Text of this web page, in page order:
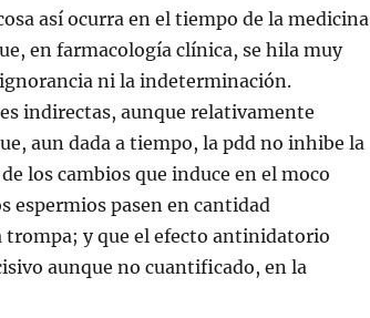
así ocurra en el tiempo de la medicina
en farmacología clínica, se hila muy
ni la indeterminación.
indirectas, aunque relativamente
aun dada a tiempo, la pdd no inhibe la
los cambios que induce en el moco
espermios pasen en cantidad
y que el efecto antinidatorio
aunque no cuantificado, en la